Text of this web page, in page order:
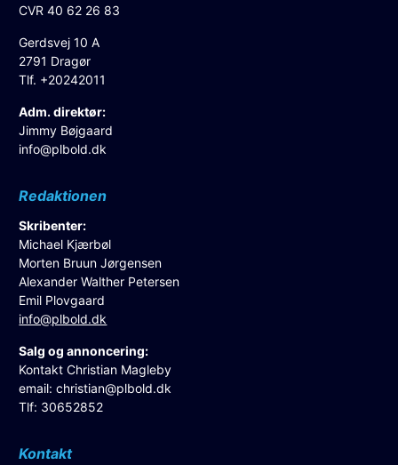
CVR 40 62 26 83
Gerdsvej 10 A
2791 Dragør
Tlf. +20242011
Adm. direktør:
Jimmy Bøjgaard
info@plbold.dk
Redaktionen
Skribenter:
Michael Kjærbøl
Morten Bruun Jørgensen
Alexander Walther Petersen
Emil Plovgaard
info@plbold.dk
Salg og annoncering:
Kontakt Christian Magleby
email:christian@plbold.dk
Tlf: 30652852
Kontakt